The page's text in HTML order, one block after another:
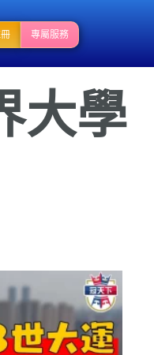
專屬服務
大學